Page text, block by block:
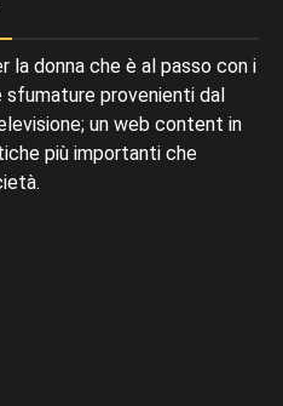
la donna che è al passo con i
provenienti dal
un web content in
più importanti che